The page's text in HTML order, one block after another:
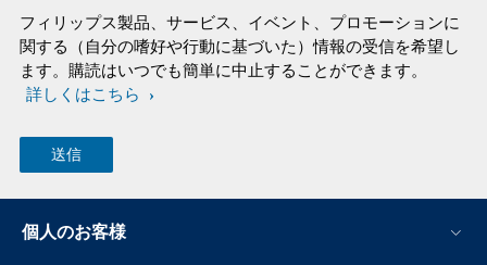
フィリップス製品、サービス、イベント、プロモーションに
関する（自分の嗜好や行動に基づいた）情報の受信を希望し
ます。購読はいつでも簡単に中止することができます。
詳しくはこちら
個人のお客様